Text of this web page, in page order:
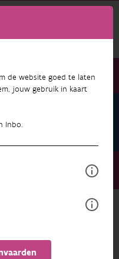
de website goed te laten
jouw gebruik in kaart
Inbo.